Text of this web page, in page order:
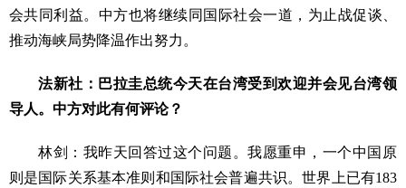
会共同利益。中方也将继续同国际社会一道，为止战促谈、
推动海峡局势降温作出努力。
法新社：巴拉圭总统今天在台湾受到欢迎并会见台湾领
导人。中方对此有何评论？
林剑：我昨天回答过这个问题。我愿重申，一个中国原
则是国际关系基本准则和国际社会普遍共识。世界上已有183